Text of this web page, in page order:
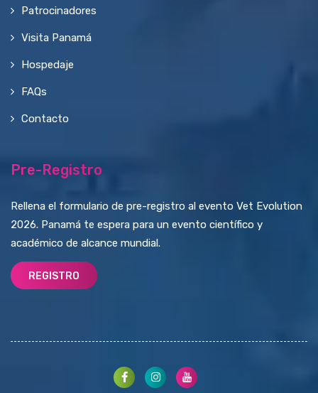
Patrocinadores
Visita Panamá
Hospedaje
FAQs
Contacto
Pre-Registro
Rellena el formulario de pre-registro al evento Vet Evolution
2026. Panamá te espera para un evento científico y
académico de alcance mundial.
REGISTRO